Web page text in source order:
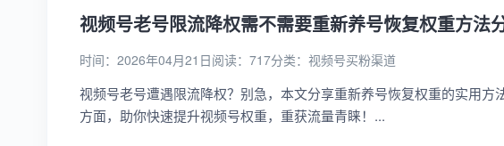
视频号老号限流降权需不需要重新养号恢复权重方法
时间：2026年04月21日阅读：717分类： 视频号买粉渠道
视频号老号遭遇限流降权？别急，本文分享重新养号恢复权重的实用
方面，助你快速提升视频号权重，重获流量青睐！...